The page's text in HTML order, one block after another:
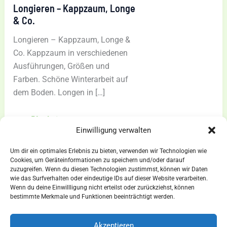
Einwilligung verwalten
Um dir ein optimales Erlebnis zu bieten, verwenden wir Technologien wie
Cookies, um Geräteinformationen zu speichern und/oder darauf
zuzugreifen. Wenn du diesen Technologien zustimmst, können wir Daten
wie das Surfverhalten oder eindeutige IDs auf dieser Website verarbeiten.
Wenn du deine Einwillligung nicht erteilst oder zurückziehst, können
bestimmte Merkmale und Funktionen beeinträchtigt werden.
Longieren – Kappzaum, Longe
& Co.
Longieren – Kappzaum, Longe &
Co. Kappzaum in verschiedenen
Ausführungen, Größen und
Farben. Schöne Winterarbeit auf
dem Boden. Longen in […]
Longieren
Longe
&
Co.
zum Blogbeitrag »
AGBs
Widerrufsbelehrung